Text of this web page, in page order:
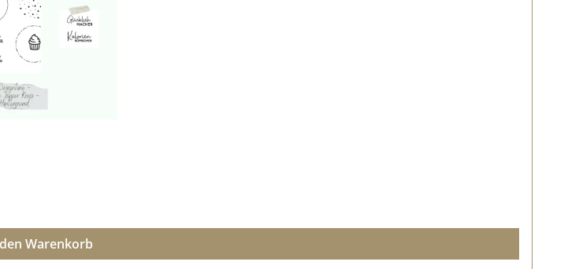
Warenkorb